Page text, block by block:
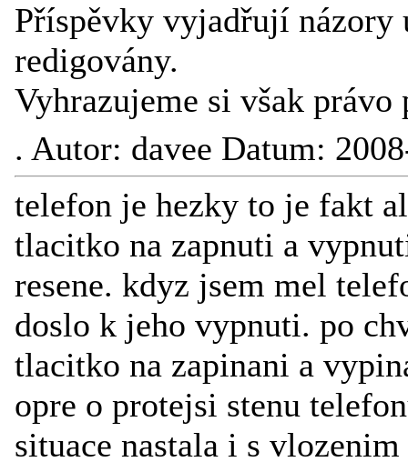
Příspěvky vyjadřují názory
redigovány.
Vyhrazujeme si však
. Autor: davee Datum:
telefon je hezky to je fakt
tlacitko na zapnuti a
resene. kdyz jsem mel
doslo k jeho vypnuti. po
tlacitko na zapinani a
opre o protejsi stenu
situace nastala i s